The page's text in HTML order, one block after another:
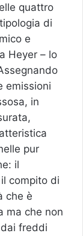
quattro
di
e
Heyer – lo
emissioni
in
pur
il
compito di
che è
ma che non
freddi